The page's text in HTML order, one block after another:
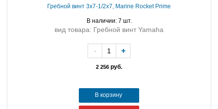
Гребной винт 3x7-1/2x7, Marine Rocket Prime
В наличии: 7 шт.
вид товара: Гребной винт Yamaha
2 256 руб.
- +
В корзину